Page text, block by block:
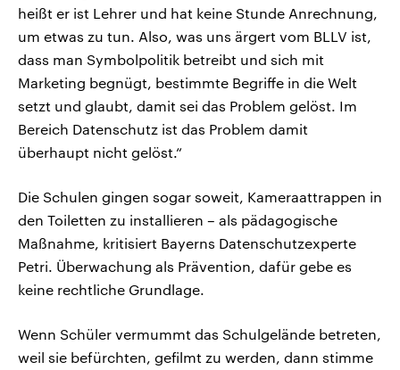
heißt er ist Lehrer und hat keine Stunde Anrechnung,
um etwas zu tun. Also, was uns ärgert vom BLLV ist,
dass man Symbolpolitik betreibt und sich mit
Marketing begnügt, bestimmte Begriffe in die Welt
setzt und glaubt, damit sei das Problem gelöst. Im
Bereich Datenschutz ist das Problem damit
überhaupt nicht gelöst.“
Die Schulen gingen sogar soweit, Kameraattrappen in
den Toiletten zu installieren – als pädagogische
Maßnahme, kritisiert Bayerns Datenschutzexperte
Petri. Überwachung als Prävention, dafür gebe es
keine rechtliche Grundlage.
Wenn Schüler vermummt das Schulgelände betreten,
weil sie befürchten, gefilmt zu werden, dann stimme